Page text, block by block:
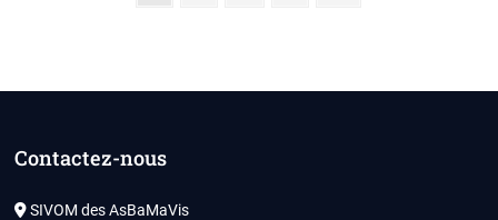
Contactez-nous
SIVOM des AsBaMaVis